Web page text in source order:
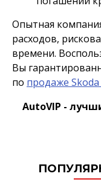
Опытная
расходов,
времени.
Вы
по продаже Skoda
AutoVIP -